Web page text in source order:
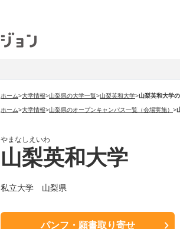
ホーム>大学情報>山梨県の大学一覧>山梨英和大学>山梨英和大学
ホーム>大学情報>山梨県のオープンキャンパス一覧（会場実施） >
やまなしえいわ
山梨英和大学
私立大学 山梨県
パンフ・願書取り寄せ